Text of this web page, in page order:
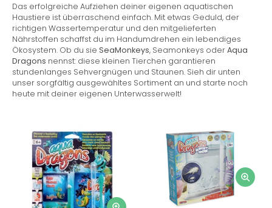
Das erfolgreiche Aufziehen deiner eigenen aquatischen
Haustiere ist überraschend einfach. Mit etwas Geduld, der
richtigen Wassertemperatur und den mitgelieferten
Nährstoffen schaffst du im Handumdrehen ein lebendiges
Ökosystem. Ob du sie SeaMonkeys, Seamonkeys oderAqua
Dragons nennst: diese kleinen Tierchen garantieren
stundenlanges Sehvergnügen und Staunen. Sieh dir unten
unser sorgfältig ausgewähltes Sortiment an und starte noch
heute mit deiner eigenen Unterwasserwelt!